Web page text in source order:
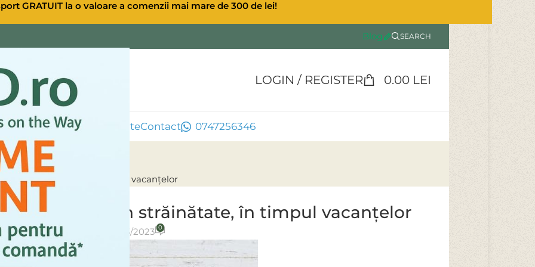
GRATUIT la o valoare a comenzii mai mare de 300 de lei!
Blog SEARCH
LOGIN / REGISTER 0.00 LEI
CBDExtra CBD OferteContact 0747256346
în străinătate, în timpul vacanțelor
de cânepă în străinătate, în timpul vacanțelor
by Ulei CBD On 24/03/2023 0